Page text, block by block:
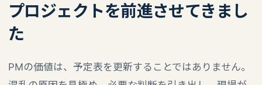
プロジェクトを前進させてきまし
た
PMの価値は、予定表を更新することではありません。